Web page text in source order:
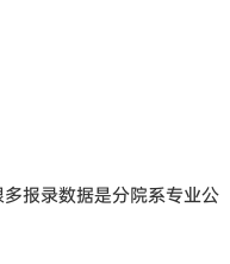
报录数据是分院系专业公